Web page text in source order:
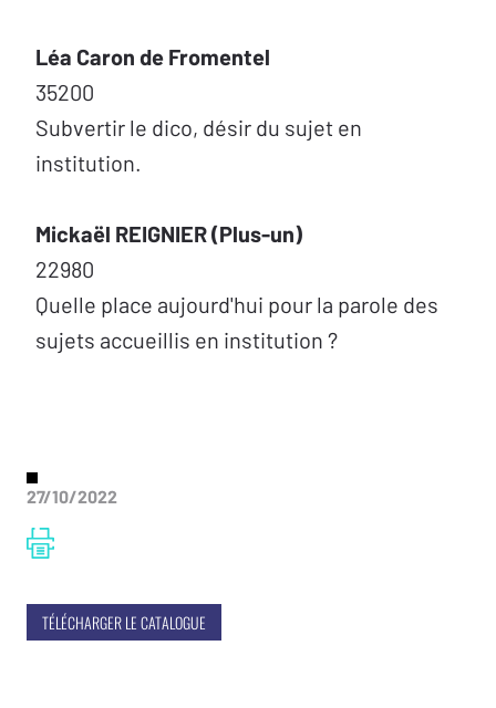
27/10/2022
TÉLÉCHARGER LE CATALOGUE
Léa Caron de Fromentel
35200
Subvertir le dico, désir du sujet en
institution.
Mickaël REIGNIER (Plus-un)
22980
Quelle place aujourd'hui pour la parole des
sujets accueillis en institution ?